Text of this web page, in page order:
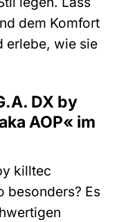
dem Komfort
erlebe, wie sie
DX by
AOP« im
killtec
besonders? Es